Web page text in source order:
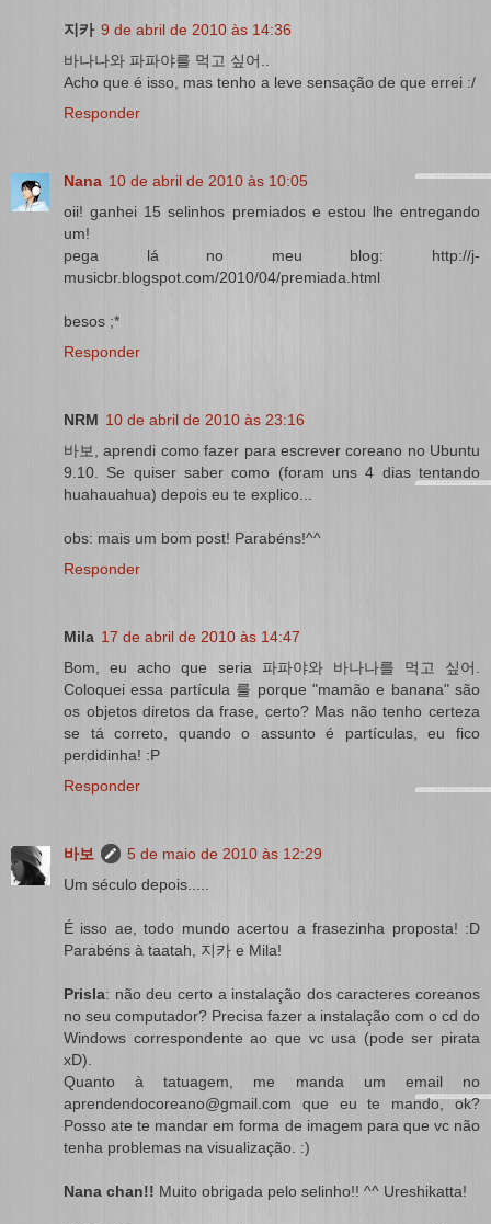
지카 9 de abril de 2010 às 14:36
바나나와 파파야를 먹고 싶어..
Acho que é isso, mas tenho a leve sensação de que errei :/
Responder
Nana 10 de abril de 2010 às 10:05
oii! ganhei 15 selinhos premiados e estou lhe entregando
um!
pega lá no meu blog: http://j-
musicbr.blogspot.com/2010/04/premiada.html
besos ;*
Responder
NRM 10 de abril de 2010 às 23:16
바보, aprendi como fazer para escrever coreano no Ubuntu
9.10. Se quiser saber como (foram uns 4 dias tentando
huahauahua) depois eu te explico...
obs: mais um bom post! Parabéns!^^
Responder
Mila 17 de abril de 2010 às 14:47
Bom, eu acho que seria 파파야와 바나나를 먹고 싶어.
Coloquei essa partícula 를 porque "mamão e banana" são
os objetos diretos da frase, certo? Mas não tenho certeza
se tá correto, quando o assunto é partículas, eu fico
perdidinha! :P
Responder
바보
5 de maio de 2010 às 12:29
Um século depois.....
É isso ae, todo mundo acertou a frasezinha proposta! :D
Parabéns à taatah, 지카 e Mila!
Prisla: não deu certo a instalação dos caracteres coreanos
no seu computador? Precisa fazer a instalação com o cd do
Windows correspondente ao que vc usa (pode ser pirata
xD).
Quanto à tatuagem, me manda um email no
aprendendocoreano@gmail.com que eu te mando, ok?
Posso ate te mandar em forma de imagem para que vc não
tenha problemas na visualização. :)
Nana chan!! Muito obrigada pelo selinho!! ^^ Ureshikatta!